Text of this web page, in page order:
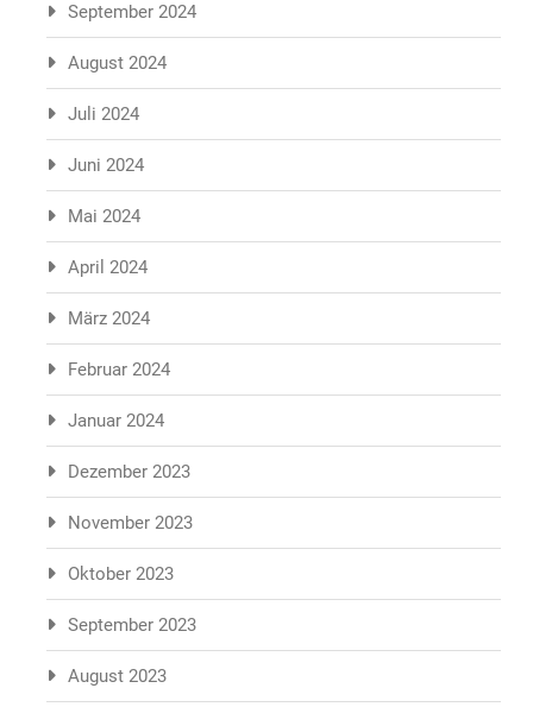
September 2024
August 2024
Juli 2024
Juni 2024
Mai 2024
April 2024
März 2024
Februar 2024
Januar 2024
Dezember 2023
November 2023
Oktober 2023
September 2023
August 2023